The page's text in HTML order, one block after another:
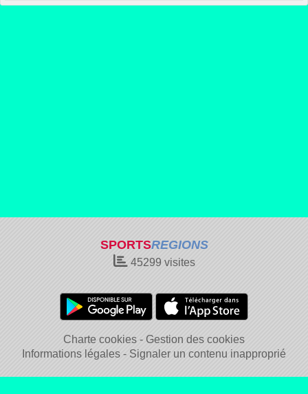
SPORTSREGIONS
45299 visites
Charte cookies
Gestion des cookies
Informations légales
Signaler un contenu inapproprié